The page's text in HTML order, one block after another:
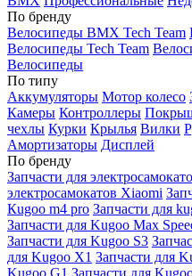
По бренду
Велосипеды BMX Tech Team
Велосипеды Tech Team
Велосипеды
По типу
Аккумуляторы Мотор колесо
Камеры Контроллеры
чехлы Курки Крылья Вилки
Амортизаторы Дисплей
По бренду
Запчасти для
электросамокатов Xiaomi
Кugoo m4 pro Запчасти для
Запчасти для Kugoo Max
Запчасти для Kugoo S3
для Kugoo X1 Запчасти для
Kugoo G1 Запчасти для